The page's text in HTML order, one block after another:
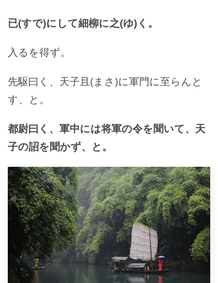
已(すで)にして細柳に之(ゆ)く。
入るを得ず。
先駆曰く、天子且(まさ)に軍門に至らんと
す、と。
都尉曰く、軍中には将軍の令を聞いて、天
子の詔を聞かず、と。